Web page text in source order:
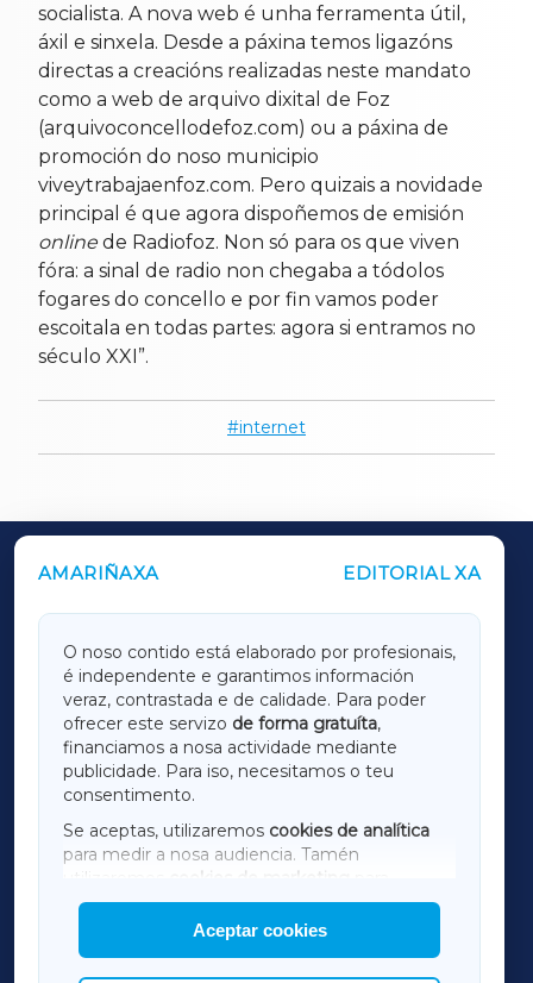
socialista. A nova web é unha ferramenta útil,
áxil e sinxela. Desde a páxina temos ligazóns
directas a creacións realizadas neste mandato
como a web de arquivo dixital de Foz
(arquivoconcellodefoz.com) ou a páxina de
promoción do noso municipio
viveytrabajaenfoz.com. Pero quizais a novidade
principal é que agora dispoñemos de emisión
onlinede Radiofoz. Non só para os que viven
fóra: a sinal de radio non chegaba a tódolos
fogares do concello e por fin vamos poder
escoitala en todas partes: agora si entramos no
século XXI”.
internet
AMARIÑAXA EDITORIAL XA
O noso contido está elaborado por profesionais,
é independente e garantimos información
veraz, contrastada e de calidade. Para poder
ofrecer este servizo de forma gratuíta,
financiamos a nosa actividade mediante
publicidade. Para iso, necesitamos o teu
consentimento.
Se aceptas, utilizaremos cookies de analítica
para medir a nosa audiencia. Tamén
utilizaremos
cookies de marketing
mostrar publicidade de terceiros.
Así mesmo, podes personalizar a elección das
cookies que desexas permitir.
Aceptar cookies
OUTROS PERIÓDICOS
LUGOXA
TERRACHAXA
AMARIÑAXA
RIBEIRASACRAXA